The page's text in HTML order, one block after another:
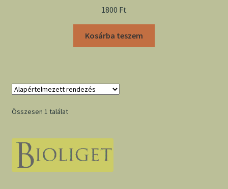
1800 Ft
Kosárba teszem
Összesen 1 találat